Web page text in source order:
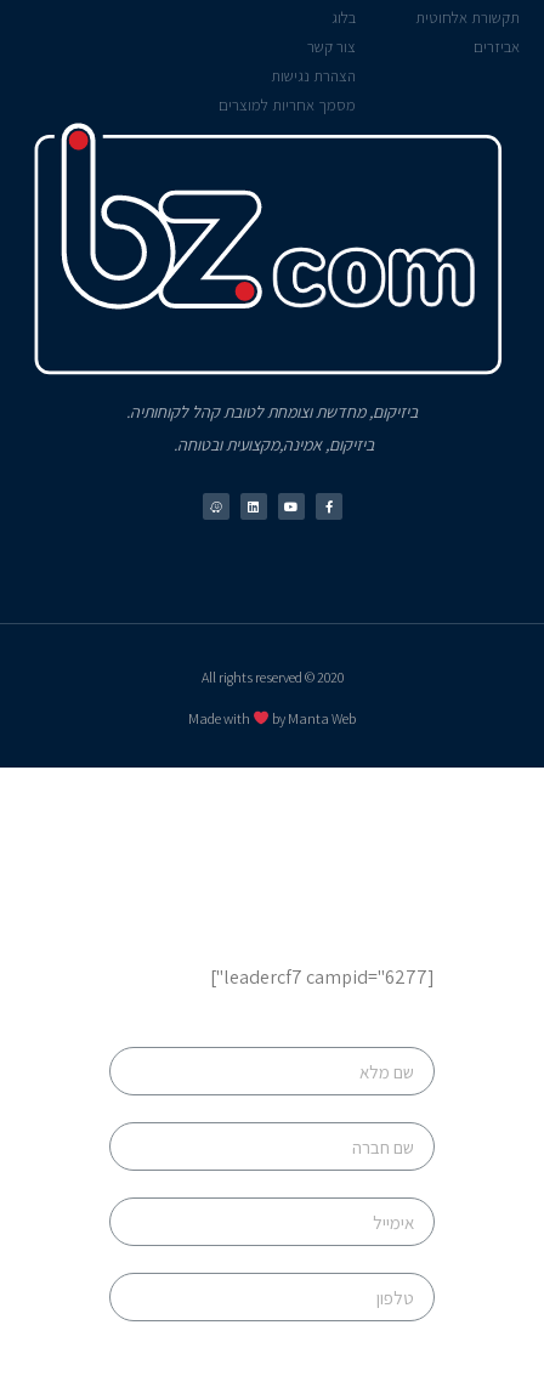
תקשורת אלחוטית
אביזרים
בלוג
צור קשר
הצהרת נגישות
מסמך אחריות למוצרים
ביזיקום, מחדשת וצומחת לטובת קהל לקוחותיה.
ביזיקום, אמינה,מקצועית ובטוחה.
2020 © All rights reserved
Made with by Manta Web
[leadercf7 campid="6277"]